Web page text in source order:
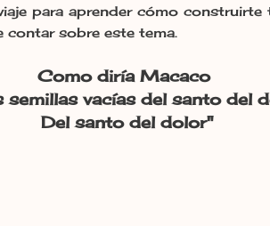
para aprender cómo construirte
contar sobre este tema.
Como diría Macaco
semillas vacías del santo del
Del santo del dolor"